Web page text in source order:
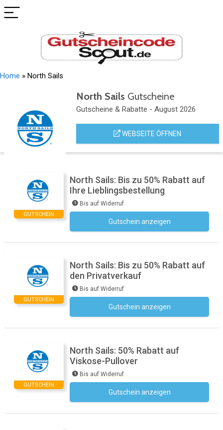
Home » North Sails
North Sails Gutscheine
Gutscheine & Rabatte - August 2026
WEBSEITE ÖFFNEN
GUTSCHEIN
North Sails: Bis zu 50% Rabatt auf
Ihre Lieblingsbestellung
Bis auf Widerruf
Gutschein anzeigen
GUTSCHEIN
North Sails: Bis zu 50% Rabatt auf
den Privatverkauf
Bis auf Widerruf
Gutschein anzeigen
GUTSCHEIN
North Sails: 50% Rabatt auf
Viskose-Pullover
Bis auf Widerruf
Gutschein anzeigen